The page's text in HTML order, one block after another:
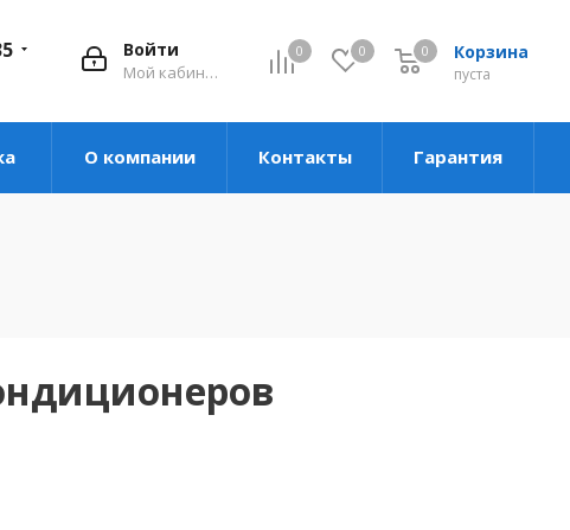
0 0 Корзина
пуста
0
Войти
Мой кабинет
О компании Контакты Гарантия